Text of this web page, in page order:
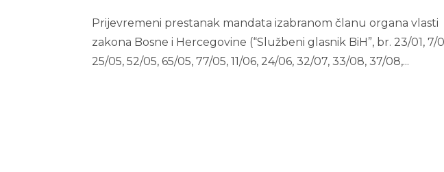
Prijevremeni prestanak mandata izabranom članu organa vlasti
zakona Bosne i Hercegovine (“Službeni glasnik BiH”, br. 23/01,
25/05, 52/05, 65/05, 77/05, 11/06, 24/06, 32/07, 33/08, 37/08,...